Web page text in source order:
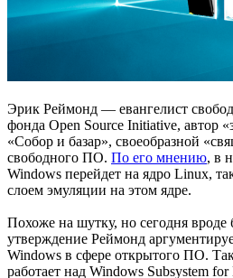
Эрик Реймонд — евангелист
фонда Open Source Initiative, автор
«Собор и базар», своеобразной
свободного ПО. По его мнению, в
Windows перейдет на ядро Linux,
слоем эмуляции на этом ядре.
Похоже на шутку, но сегодня
утверждение Реймонд
Windows в сфере открытого ПО.
работает над Windows Subsystem